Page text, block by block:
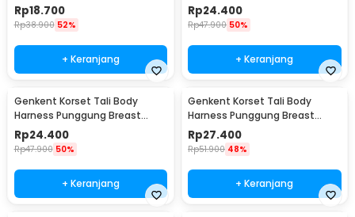
Tongue Guard - G7G40
Rp18.700
Rp38.900 52%
+ Keranjang
J4-682
Rp24.400
Rp47.900 50%
+ Keranjang
Genkent Korset Tali Body
Harness Punggung Breast
Support S - BBJ-16
Rp24.400
Rp47.900 50%
+ Keranjang
Genkent Korset Tali Body
Harness Punggung Breast
Support M - BBJ-16
Rp27.400
Rp51.900 48%
+ Keranjang